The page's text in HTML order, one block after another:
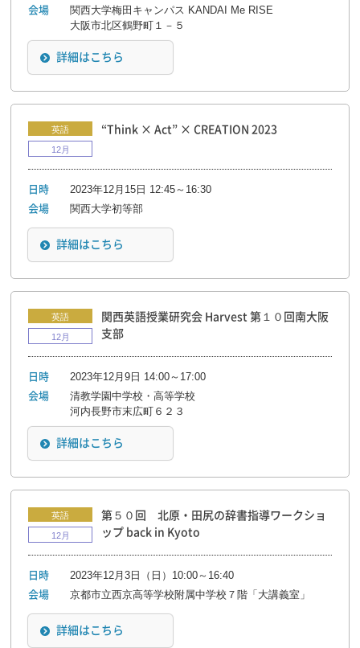
会場
関西大学梅田キャンパス KANDAI Me RISE
大阪市北区鶴野町１－５
詳細はこちら
英語
12月
“Think × Act” × CREATION 2023
日時 2023年12月15日 12:45～16:30
会場 関西大学初等部
詳細はこちら
英語
12月
関西英語授業研究会 Harvest 第１０回南大阪
支部
日時 2023年12月9日 14:00～17:00
会場
清教学園中学校・高等学校
河内長野市末広町６２３
詳細はこちら
英語
12月
第５０回 北原・田尻の辞書指導ワークショ
ップ back in Kyoto
日時 2023年12月3日（日）10:00～16:40
会場 京都市立西京高等学校附属中学校７階「大講義室」
詳細はこちら